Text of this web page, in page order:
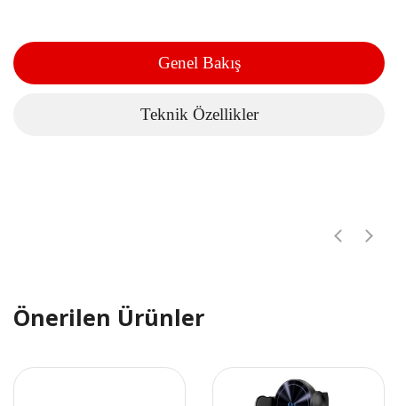
Genel Bakış
Teknik Özellikler
Önerilen Ürünler